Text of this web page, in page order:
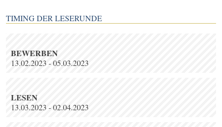
TIMING DER LESERUNDE
BEWERBEN
13.02.2023 - 05.03.2023
LESEN
13.03.2023 - 02.04.2023